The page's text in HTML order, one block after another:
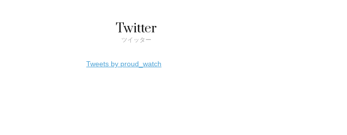
Twitter
ツイッター
Tweets by proud_watch